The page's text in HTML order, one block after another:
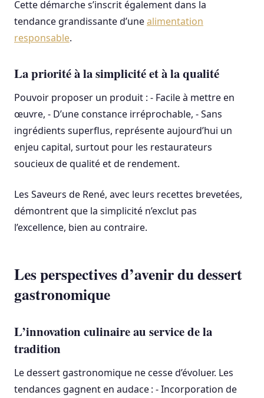
Cette démarche s’inscrit également dans la
tendance grandissante d’unealimentation
responsable.
La priorité à la simplicité et à la qualité
Pouvoir proposer un produit : - Facile à mettre en
œuvre, - D’une constance irréprochable, - Sans
ingrédients superflus, représente aujourd’hui un
enjeu capital, surtout pour les restaurateurs
soucieux de qualité et de rendement.
Les Saveurs de René, avec leurs recettes brevetées,
démontrent que la simplicité n’exclut pas
l’excellence, bien au contraire.
Les perspectives d’avenir du dessert
gastronomique
L’innovation culinaire au service de la
tradition
Le dessert gastronomique ne cesse d’évoluer. Les
tendances gagnent en audace : - Incorporation de